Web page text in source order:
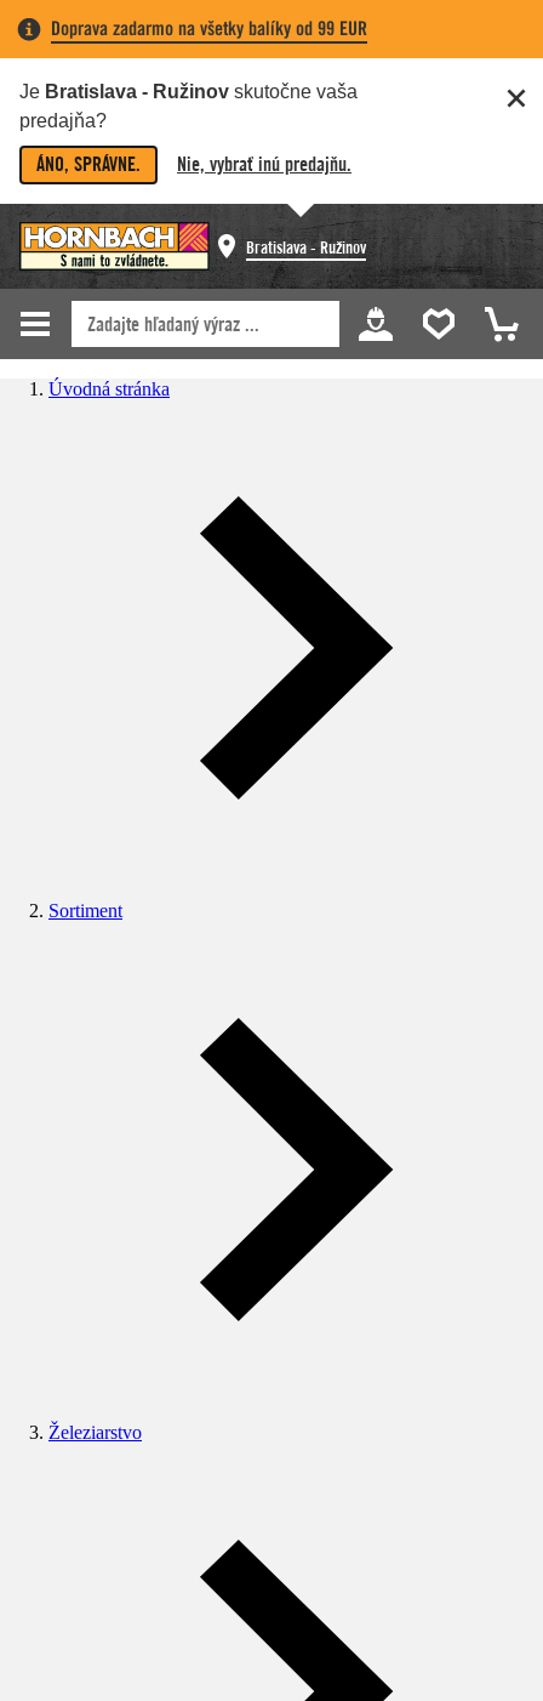
Doprava zadarmo na všetky balíky od 99 EUR
Je Bratislava - Ružinov skutočne vaša
predajňa?
ÁNO, SPRÁVNE. Nie, vybrať inú predajňu.
Bratislava - Ružinov
Úvodná stránka
Sortiment
Železiarstvo